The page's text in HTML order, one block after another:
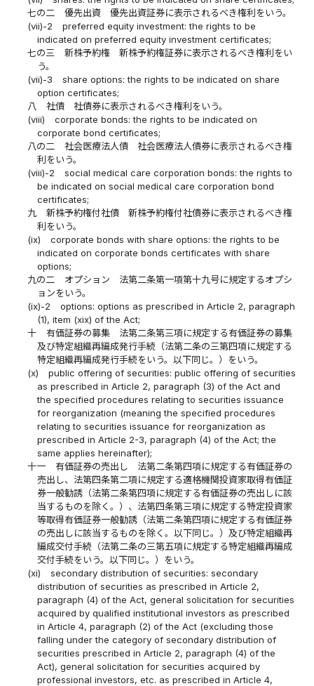
七の二
優先出資 優先出資証券に表示されるべき権利をいう。
(vii)-2
preferred equity investment: the rights to be
indicated on preferred equity investment certificates;
七の三
新株予約権 新株予約権証券に表示されるべき権利をい
う。
(vii)-3
share options: the rights to be indicated on share
option certificates;
八
社債 社債券に表示されるべき権利をいう。
(viii)
corporate bonds: the rights to be indicated on
corporate bond certificates;
八の二
社会医療法人債 社会医療法人債券に表示されるべき権
利をいう。
(viii)-2
social medical care corporation bonds: the rights to
be indicated on social medical care corporation bond
certificates;
九
新株予約権付社債 新株予約権付社債券に表示されるべき権
利をいう。
(ix)
corporate bonds with share options: the rights to be
indicated on corporate bonds certificates with share
options;
九の二
オプション 法第二条第一項第十九号に規定するオプシ
ョンをいう。
(ix)-2
options: options as prescribed in Article 2, paragraph
(1), item (xix) of the Act;
十
有価証券の募集 法第二条第三項に規定する有価証券の募集
及び特定組織再編成発行手続（法第二条の三第四項に規定する
特定組織再編成発行手続をいう。以下同じ。）をいう。
(x)
public offering of securities: public offering of securities
as prescribed in Article 2, paragraph (3) of the Act and
the specified procedures relating to securities issuance
for reorganization (meaning the specified procedures
relating to securities issuance for reorganization as
prescribed in Article 2-3, paragraph (4) of the Act; the
same applies hereinafter);
十一
有価証券の売出し 法第二条第四項に規定する有価証券の
売出し、法第四条第二項に規定する適格機関投資家取得有価証
券一般勧誘（法第二条第四項に規定する有価証券の売出しに該
当するものを除く。）、法第四条第三項に規定する特定投資家
等取得有価証券一般勧誘（法第二条第四項に規定する有価証券
の売出しに該当するものを除く。以下同じ。）及び特定組織再
編成交付手続（法第二条の三第五項に規定する特定組織再編成
交付手続をいう。以下同じ。）をいう。
(xi)
secondary distribution of securities: secondary
distribution of securities as prescribed in Article 2,
paragraph (4) of the Act, general solicitation for securities
acquired by qualified institutional investors as prescribed
in Article 4, paragraph (2) of the Act (excluding those
falling under the category of secondary distribution of
securities prescribed in Article 2, paragraph (4) of the
Act), general solicitation for securities acquired by
professional investors, etc. as prescribed in Article 4,